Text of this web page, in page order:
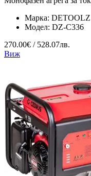
Марка: DETOOLZ
Модел: DZ-C336
270.00€ / 528.07лв.
Виж